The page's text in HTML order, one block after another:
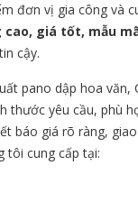
đơn vị gia công và
giá tốt, mẫu
cậy.
pano dập hoa văn,
thước yêu cầu, phù
báo giá rõ ràng,
tôi cung cấp tại: